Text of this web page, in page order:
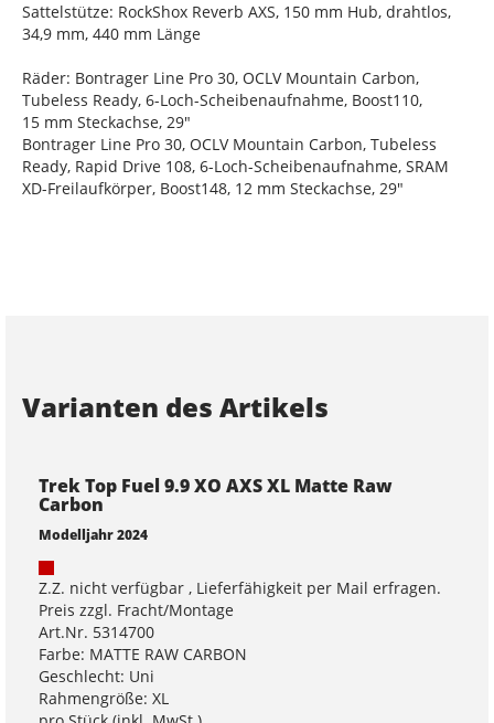
Sattelstütze: RockShox Reverb AXS, 150 mm Hub, drahtlos,
34,9 mm, 440 mm Länge
Räder: Bontrager Line Pro 30, OCLV Mountain Carbon,
Tubeless Ready, 6-Loch-Scheibenaufnahme, Boost110,
15 mm Steckachse, 29"
Bontrager Line Pro 30, OCLV Mountain Carbon, Tubeless
Ready, Rapid Drive 108, 6-Loch-Scheibenaufnahme, SRAM
XD-Freilaufkörper, Boost148, 12 mm Steckachse, 29"
Varianten des Artikels
Trek Top Fuel 9.9 XO AXS XL Matte Raw
Carbon
Modelljahr 2024
Z.Z. nicht verfügbar , Lieferfähigkeit per Mail erfragen.
Preis zzgl. Fracht/Montage
Art.Nr. 5314700
Farbe: MATTE RAW CARBON
Geschlecht: Uni
Rahmengröße: XL